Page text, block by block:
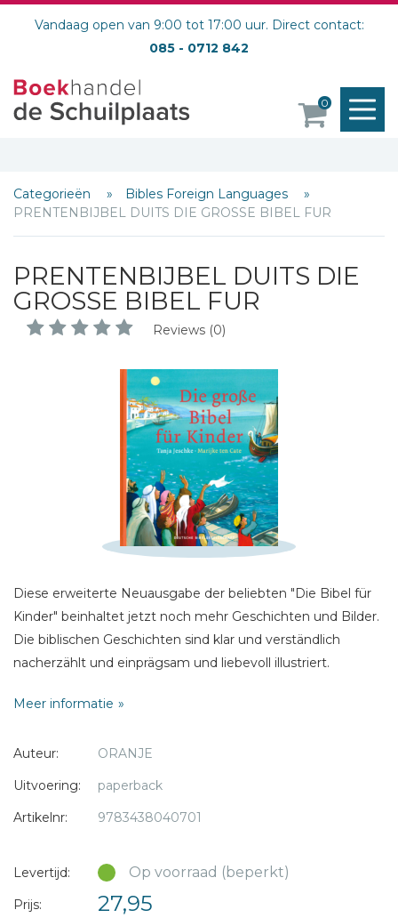
Vandaag open van 9:00 tot 17:00 uur. Direct contact:
085 - 0712 842
0
Categorieën
Bibles Foreign Languages
PRENTENBIJBEL DUITS DIE GROSSE BIBEL FUR
PRENTENBIJBEL DUITS DIE
GROSSE BIBEL FUR
Reviews (0)
Diese erweiterte Neuausgabe der beliebten "Die Bibel für
Kinder" beinhaltet jetzt noch mehr Geschichten und Bilder.
Die biblischen Geschichten sind klar und verständlich
nacherzählt und einprägsam und liebevoll illustriert.
Meer informatie
Auteur:
ORANJE
Uitvoering:
paperback
Artikelnr:
9783438040701
Levertijd: Op voorraad (beperkt)
Prijs: 27,95
Schrijf hieronder je review!